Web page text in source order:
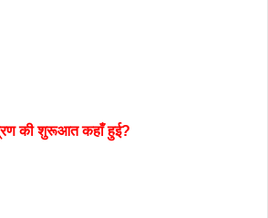
की शुरूआत कहाँ हुई?